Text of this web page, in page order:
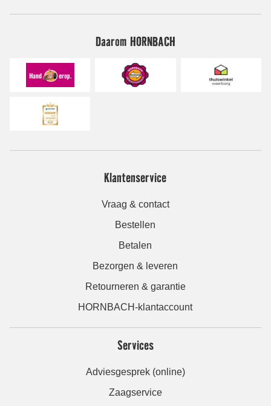
Daarom HORNBACH
Klantenservice
Vraag & contact
Bestellen
Betalen
Bezorgen & leveren
Retourneren & garantie
HORNBACH-klantaccount
Services
Adviesgesprek (online)
Zaagservice